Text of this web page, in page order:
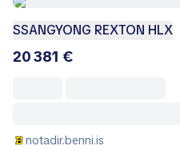
SSANGYONG REXTON HLX
20 381 €
notadir.benni.is